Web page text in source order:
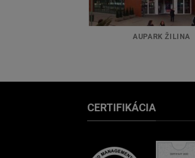
AUPARK ŽILINA
CERTIFIKÁCIA